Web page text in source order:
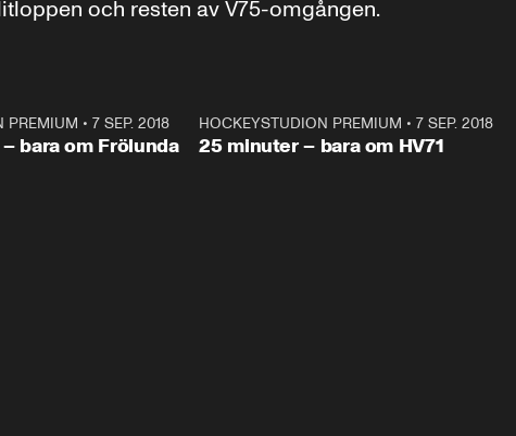
och resten av V75-omgången.
29:26
PREMIUM • 7 SEP. 2018
bara om Frölunda
Plus 24:41
HOCKEYSTUDION PREMIUM •7 SEP. 2018
25 minuter – bara om HV71